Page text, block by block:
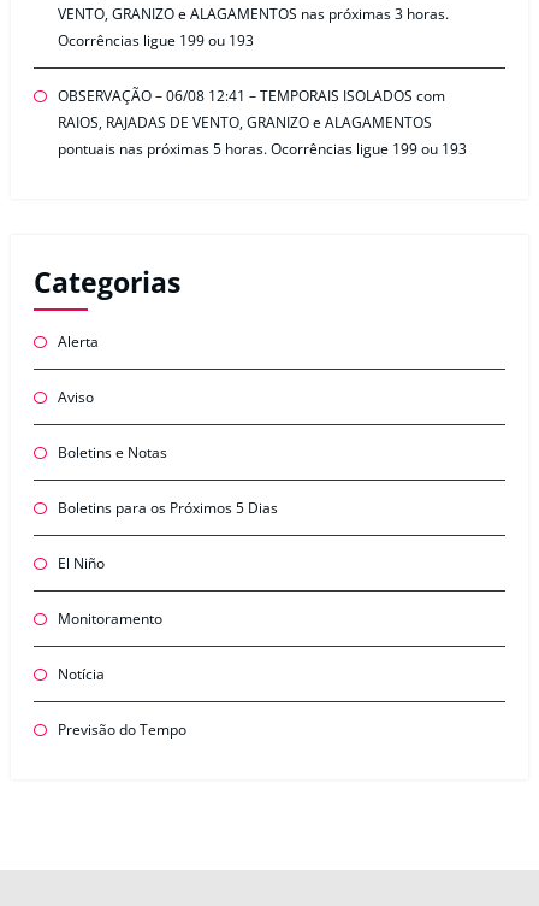
VENTO, GRANIZO e ALAGAMENTOS nas próximas 3 horas.
Ocorrências ligue 199 ou 193
OBSERVAÇÃO – 06/08 12:41 – TEMPORAIS ISOLADOS com
RAIOS, RAJADAS DE VENTO, GRANIZO e ALAGAMENTOS
pontuais nas próximas 5 horas. Ocorrências ligue 199 ou 193
Categorias
Alerta
Aviso
Boletins e Notas
Boletins para os Próximos 5 Dias
El Niño
Monitoramento
Notícia
Previsão do Tempo